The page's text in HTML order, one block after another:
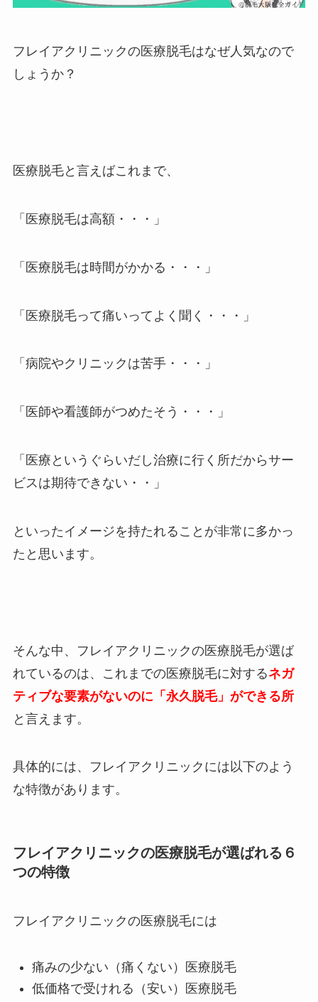
フレイアクリニックの医療脱毛はなぜ人気なので
しょうか？
医療脱毛と言えばこれまで、
「医療脱毛は高額・・・」
「医療脱毛は時間がかかる・・・」
「医療脱毛って痛いってよく聞く・・・」
「病院やクリニックは苦手・・・」
「医師や看護師がつめたそう・・・」
「医療というぐらいだし治療に行く所だからサー
ビスは期待できない・・」
といったイメージを持たれることが非常に多かっ
たと思います。
そんな中、フレイアクリニックの医療脱毛が選ば
れているのは、これまでの医療脱毛に対するネガ
ティブな要素がないのに「永久脱毛」ができる所
と言えます。
具体的には、フレイアクリニックには以下のよう
な特徴があります。
フレイアクリニックの医療脱毛が選ばれる６
つの特徴
フレイアクリニックの医療脱毛には
痛みの少ない（痛くない）医療脱毛
低価格で受けれる（安い）医療脱毛